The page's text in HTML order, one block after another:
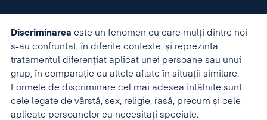
Discriminarea este un fenomen cu care mulți dintre noi
s-au confruntat, în diferite contexte, și reprezinta
tratamentul diferențiat aplicat unei persoane sau unui
grup, în comparație cu altele aflate în situații similare.
Formele de discriminare cel mai adesea întâlnite sunt
cele legate de vârstă, sex, religie, rasă, precum și cele
aplicate persoanelor cu necesități speciale.